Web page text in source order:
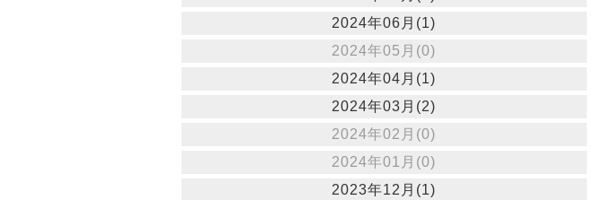
2024年06月(1)
2024年05月(0)
2024年04月(1)
2024年03月(2)
2024年02月(0)
2024年01月(0)
2023年12月(1)